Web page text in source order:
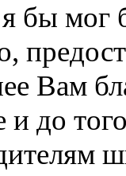
бы мог
Вам
до